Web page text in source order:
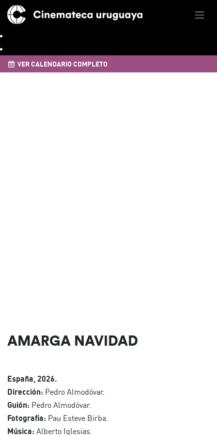
VER CALENDARIO COMPLETO
AMARGA NAVIDAD
España, 2026.
Dirección: Pedro Almodóvar.
Guión: Pedro Almodóvar.
Fotografía: Pau Esteve Birba.
Música: Alberto Iglesias.